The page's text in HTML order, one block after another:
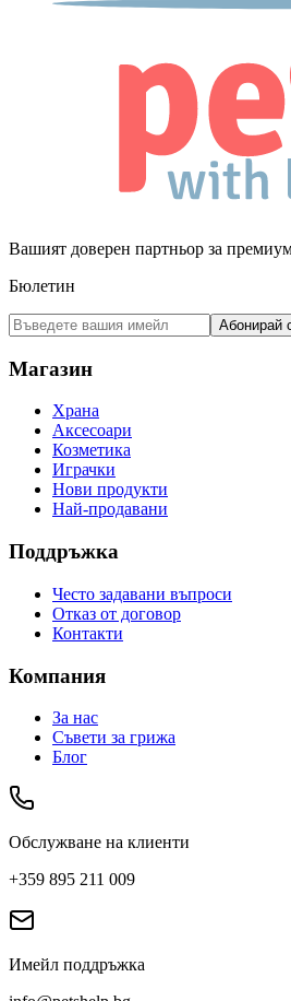
Вашият доверен партньор за
Бюлетин
Абонирай
Магазин
Храна
Аксесоари
Козметика
Играчки
Нови продукти
Най-продавани
Поддръжка
Често задавани въпроси
Отказ от договор
Контакти
Компания
За нас
Съвети за грижа
Блог
Обслужване на клиенти
+359 895 211 009
Имейл поддръжка